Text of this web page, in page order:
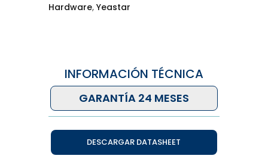
Hardware, Yeastar
INFORMACIÓN TÉCNICA
GARANTÍA 24 MESES
DESCARGAR DATASHEET